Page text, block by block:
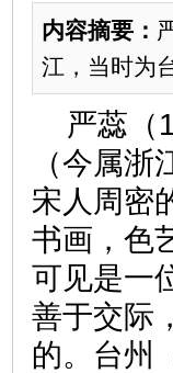
内容摘要：
江，当时为
严蕊（
（今属
宋人周密
书画，色
可见是一
善于交际
的。台州